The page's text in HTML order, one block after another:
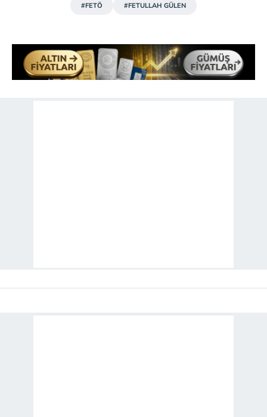
#FETÖ #FETULLAH GÜLEN